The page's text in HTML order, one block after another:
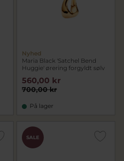
Nyhed
Maria Black 'Satchel Bend
Huggie' ørering forgyldt sølv
700,00 kr
560,00 kr
På lager
SALE